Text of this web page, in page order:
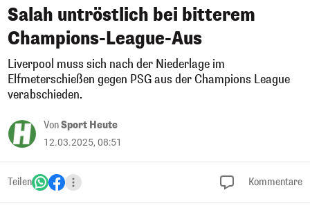
Salah untröstlich bei bitterem
Champions-League-Aus
Liverpool muss sich nach der Niederlage im
Elfmeterschießen gegen PSG aus der Champions League
verabschieden.
VonSport Heute
12.03.2025, 08:51
Teilen Kommentare